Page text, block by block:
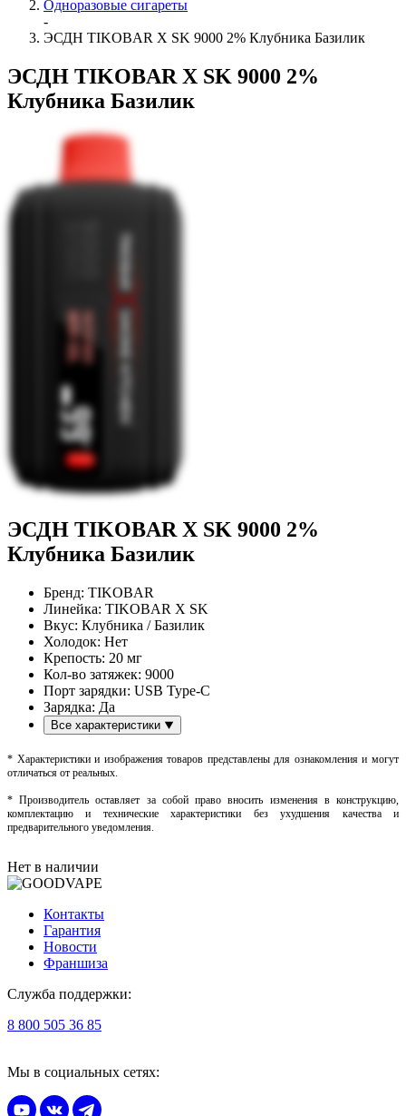
Одноразовые сигареты
-
ЭСДН TIKOBAR X SK 9000 2% Клубника Базилик
ЭСДН TIKOBAR X SK 9000 2%
Клубника Базилик
ЭСДН TIKOBAR X SK 9000 2%
Клубника Базилик
Бренд: TIKOBAR
Линейка: TIKOBAR X SK
Вкус: Клубника / Базилик
Холодок: Нет
Крепость: 20 мг
Кол-во затяжек: 9000
Порт зарядки: USB Type-C
Зарядка: Да
Все характеристики
* Характеристики и изображения товаров представлены для ознакомления и могут
отличаться от реальных.
* Производитель оставляет за собой право вносить изменения в конструкцию,
комплектацию и технические характеристики без ухудшения качества и
предварительного уведомления.
Нет в наличии
Контакты
Гарантия
Новости
Франшиза
Служба поддержки:
8 800 505 36 85
Мы в социальных сетях: